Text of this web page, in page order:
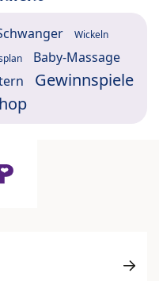
Wickeln
Baby-Massage
Gewinnspiele